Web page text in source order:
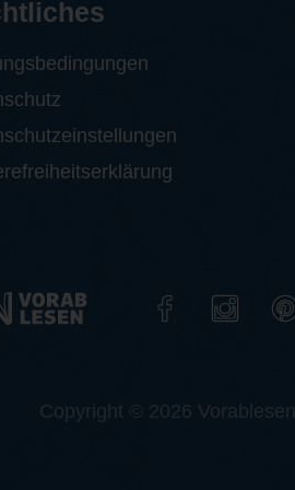
Copyright © 2026 Vorablesen